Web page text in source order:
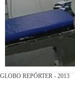
GLOBO REPÓRTER - 2013